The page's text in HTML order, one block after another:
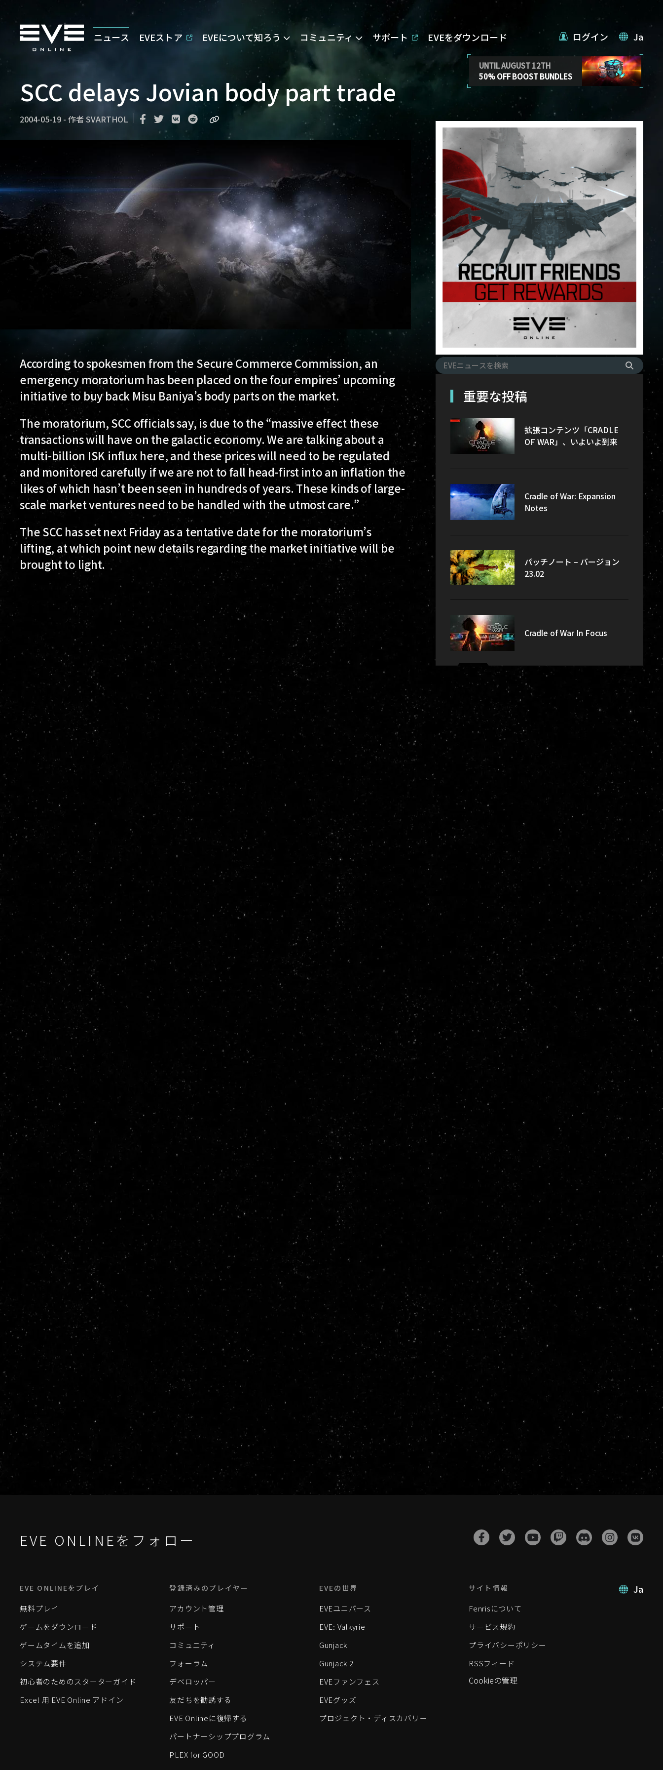
ニュース EVEストア EVEについて知ろう コミュニティ サポート EVEをダウンロード
UNTIL AUGUST 12TH
50% OFF BOOST BUNDLES
ログイン Ja
SCC delays Jovian body part trade
2004-05-19 - 作者 SVARTHOL
According to spokesmen from the Secure Commerce Commission, an
emergency moratorium has been placed on the four empires’ upcoming
initiative to buy back Misu Baniya’s body parts on the market.
The moratorium, SCC officials say, is due to the “massive effect these
transactions will have on the galactic economy. We are talking about a
multi-billion ISK influx here, and these prices will need to be regulated
and monitored carefully if we are not to fall head-first into an inflation the
likes of which hasn’t been seen in hundreds of years. These kinds of large-
scale market ventures need to be handled with the utmost care.”
The SCC has set next Friday as a tentative date for the moratorium’s
lifting, at which point new details regarding the market initiative will be
brought to light.
重要な投稿
拡張コンテンツ「CRADLE
OF WAR」、いよいよ到来
Cradle of War: Expansion
Notes
パッチノート – バージョン
23.02
Cradle of War In Focus
EVE ONLINEをフォロー
Ja
EVE ONLINEをプレイ
無料プレイ
ゲームをダウンロード
ゲームタイムを追加
システム要件
初心者のためのスターターガイド
Excel 用 EVE Online アドイン
登録済みのプレイヤー
アカウント管理
サポート
コミュニティ
フォーラム
デベロッパー
友だちを勧誘する
EVE Onlineに復帰する
パートナーシッププログラム
PLEX for GOOD
EVEの世界
EVEユニバース
EVE: Valkyrie
Gunjack
Gunjack 2
EVEファンフェス
EVEグッズ
プロジェクト・ディスカバリー
サイト情報
Fenrisについて
サービス規約
プライバシーポリシー
RSSフィード
Cookieの管理